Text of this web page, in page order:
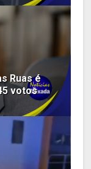
Ruas é
votos